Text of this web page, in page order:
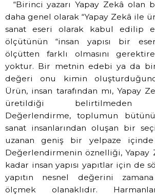
“Birinci yazarı Yapay Zekâ olan
daha genel olarak “Yapay Zekâ ile
sanat eseri olarak kabul edilip
ölçütünün “insan yapısı bir
ölçütten farklı olmasını
yoktur. Bir metnin edebi ya da bir
değeri onu kimin
Ürün, insan tarafından mı, Yapay
üretildiği belirtilmeden
Değerlendirme, toplumun
sanat insanlarından oluşan bir
uzanan geniş bir yelpaze içinde
Değerlendirmenin öznelliği, Yapay
kadar insan yapısı yapıtlar için de
yapıtın nesnel değerini zamana
ölçmek olanaklıdır.